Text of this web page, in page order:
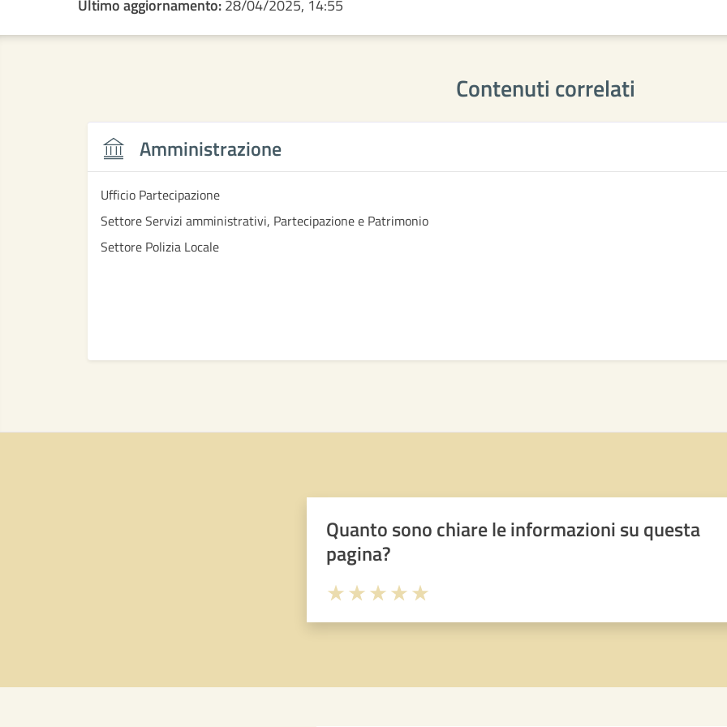
Ultimo aggiornamento:28/04/2025, 14:55
Contenuti correlati
Amministrazione
Ufficio Partecipazione
Settore Servizi amministrativi, Partecipazione e Patrimonio
Settore Polizia Locale
Quanto sono chiare le informazioni su questa
pagina?